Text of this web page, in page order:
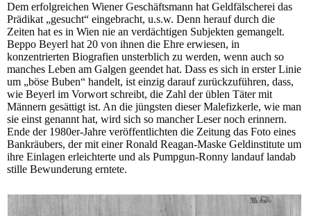
Dem erfolgreichen Wiener Geschäftsmann hat Geldfälscherei das
Prädikat „gesucht“ eingebracht, u.s.w. Denn herauf durch die
Zeiten hat es in Wien nie an verdächtigen Subjekten gemangelt.
Beppo Beyerl hat 20 von ihnen die Ehre erwiesen, in
konzentrierten Biografien unsterblich zu werden, wenn auch so
manches Leben am Galgen geendet hat. Dass es sich in erster Linie
um „böse Buben“ handelt, ist einzig darauf zurückzuführen, dass,
wie Beyerl im Vorwort schreibt, die Zahl der üblen Täter mit
Männern gesättigt ist. An die jüngsten dieser Malefizkerle, wie man
sie einst genannt hat, wird sich so mancher Leser noch erinnern.
Ende der 1980er-Jahre veröffentlichten die Zeitung das Foto eines
Bankräubers, der mit einer Ronald Reagan-Maske Geldinstitute um
ihre Einlagen erleichterte und als Pumpgun-Ronny landauf landab
stille Bewunderung erntete.